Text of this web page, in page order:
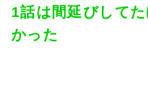
1話は間延びして
かった